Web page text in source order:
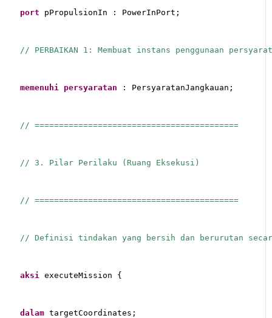
port pPropulsionIn : PowerInPort;
// PERBAIKAN 1: Membuat instans penggunaan
memenuhi persyaratan : PersyaratanJangkauan;
// ==========================================
// 3. Pilar Perilaku (Ruang Eksekusi)
// ==========================================
// Definisi tindakan yang bersih dan berurutan secara
aksi executeMission {
dalam targetCoordinates;